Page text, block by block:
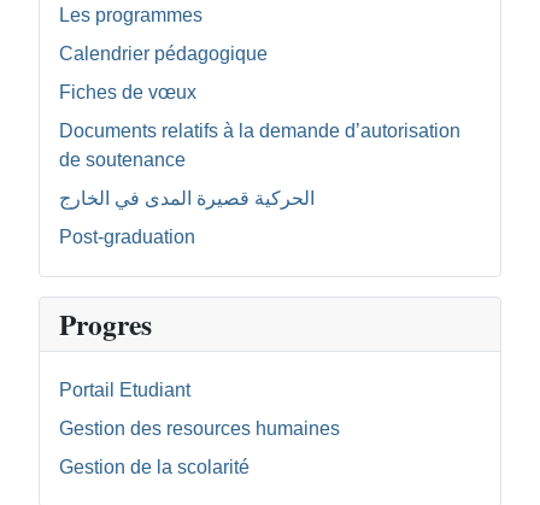
Les programmes
Calendrier pédagogique
Fiches de vœux
Documents relatifs à la demande d’autorisation
de soutenance
الحركية قصيرة المدى في الخارج
Post-graduation
Progres
Portail Etudiant
Gestion des resources humaines
Gestion de la scolarité